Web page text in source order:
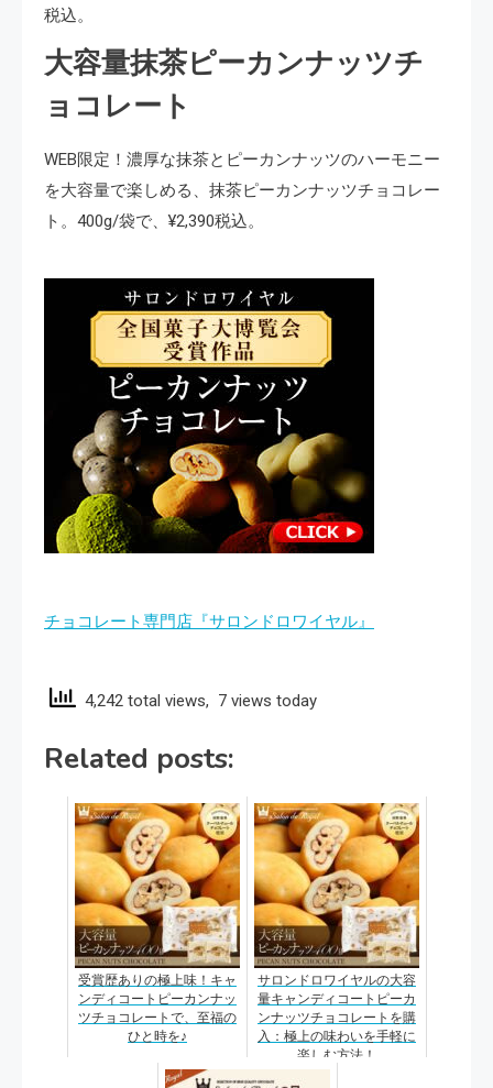
税込。
大容量抹茶ピーカンナッツチ
ョコレート
WEB限定！濃厚な抹茶とピーカンナッツのハーモニー
を大容量で楽しめる、抹茶ピーカンナッツチョコレー
ト。400g/袋で、¥2,390税込。
チョコレート専門店『サロンドロワイヤル』
4,242 total views, 7 views today
Related posts:
受賞歴ありの極上味！キャ
ンディコートピーカンナッ
ツチョコレートで、至福の
ひと時を♪
サロンドロワイヤルの大容
量キャンディコートピーカ
ンナッツチョコレートを購
入：極上の味わいを手軽に
楽しむ方法！